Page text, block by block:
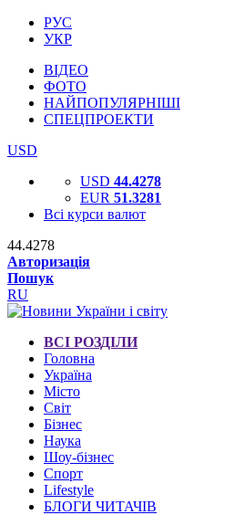
РУС
УКР
ВІДЕО
ФОТО
НАЙПОПУЛЯРНІШІ
СПЕЦПРОЕКТИ
USD
USD 44.4278
EUR 51.3281
Всі курси валют
44.4278
Авторизація
Пошук
RU
ВСІ РОЗДІЛИ
Головна
Україна
Місто
Світ
Бізнес
Наука
Шоу-бізнес
Спорт
Lifestyle
БЛОГИ ЧИТАЧІВ